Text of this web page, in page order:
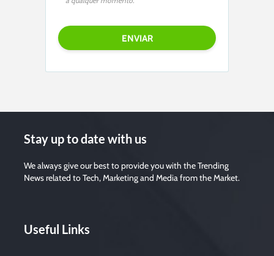
P
l
s
e
h
i
s
Stay up to date with us
We always give our best to provide you with the Trending
News related to Tech, Marketing and Media from the Market.
Useful Links